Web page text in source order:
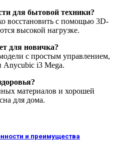
для бытовой техники?
восстановить с помощью 3D-
высокой нагрузке.
для новичка?
с простым управлением,
Anycubic i3 Mega.
материалов и хорошей
для дома.
и преимущества